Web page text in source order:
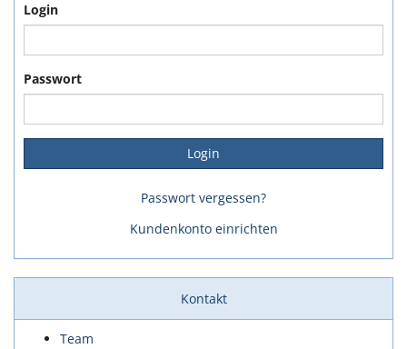
Login
Passwort
Passwort vergessen?
Kundenkonto einrichten
Kontakt
Team